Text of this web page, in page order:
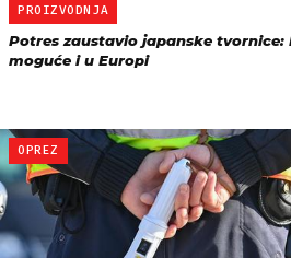
PROIZVODNJA
Potres zaustavio japanske tvornice:
moguće i u Europi
OPREZ